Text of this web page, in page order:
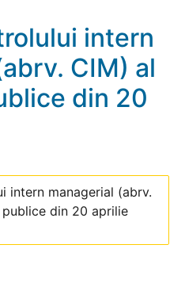
intern
CIM) al
din 20
intern managerial (abrv.
din 20 aprilie